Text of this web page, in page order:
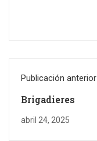
Publicación anterior
Brigadieres
abril 24, 2025